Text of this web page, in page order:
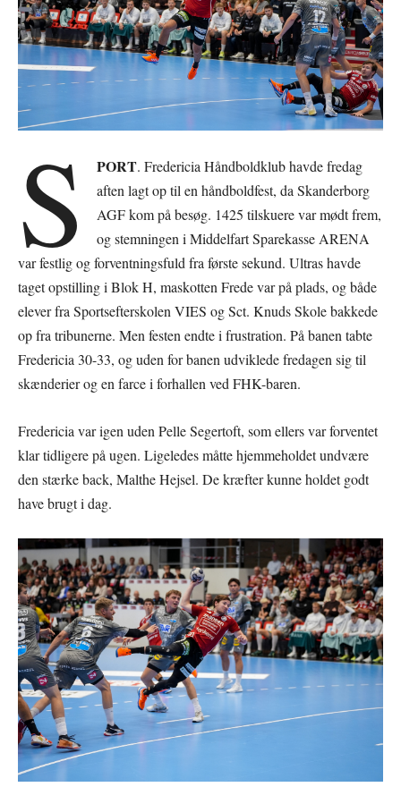
S PORT. Fredericia Håndboldklub havde fredag
aften lagt op til en håndboldfest, da Skanderborg
AGF kom på besøg. 1425 tilskuere var mødt frem,
og stemningen i Middelfart Sparekasse ARENA
var festlig og forventningsfuld fra første sekund. Ultras havde
taget opstilling i Blok H, maskotten Frede var på plads, og både
elever fra Sportsefterskolen VIES og Sct. Knuds Skole bakkede
op fra tribunerne. Men festen endte i frustration. På banen tabte
Fredericia 30-33, og uden for banen udviklede fredagen sig til
skænderier og en farce i forhallen ved FHK-baren.
Fredericia var igen uden Pelle Segertoft, som ellers var forventet
klar tidligere på ugen. Ligeledes måtte hjemmeholdet undvære
den stærke back, Malthe Hejsel. De kræfter kunne holdet godt
have brugt i dag.